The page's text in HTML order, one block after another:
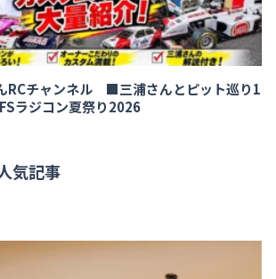
RCチャンネル ■三浦さんとピット巡り1
ラジコン夏祭り2026
気記事